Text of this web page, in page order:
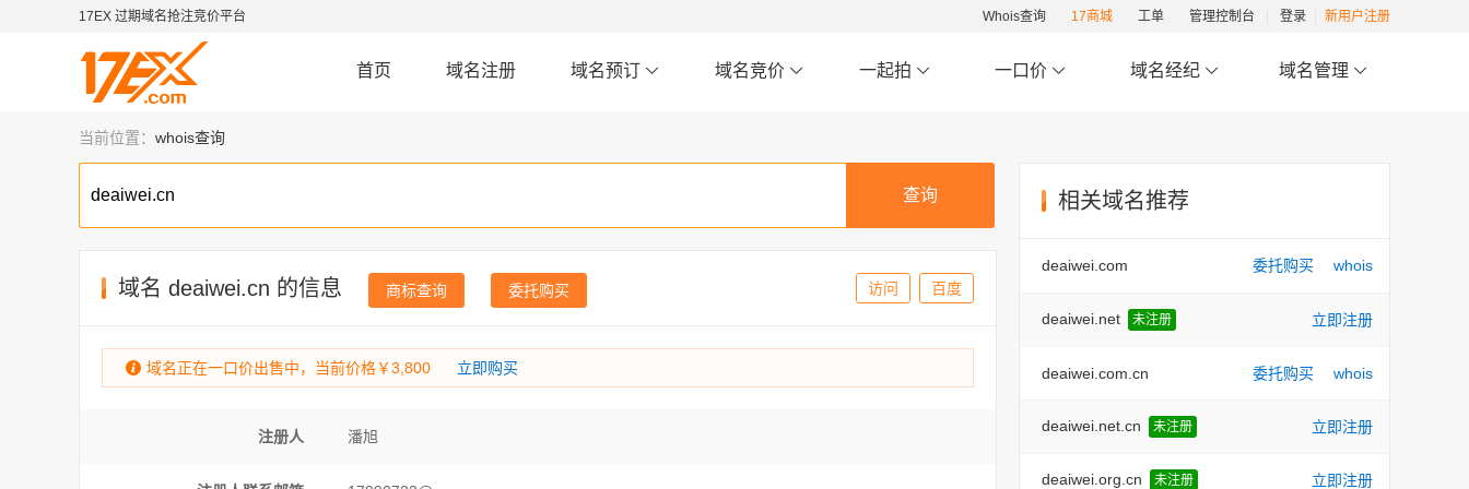
17EX 过期域名抢注竞价平台 Whois查询 17商城 工单 管理控制台 登录 新用户注册
首页 域名注册 域名预订 域名竞价 一起拍 一口价 域名经纪 域名管理
当前位置： whois查询
域名 deaiwei.cn 的信息 商标查询 委托购买 访问 百度
域名正在一口价出售中，当前价格￥3,800 立即购买
注册人 潘旭
相关域名推荐
deaiwei.com 委托购买 whois
deaiwei.net 未注册 立即注册
deaiwei.com.cn 委托购买 whois
deaiwei.net.cn 未注册 立即注册
deaiwei.org.cn 未注册 立即注册